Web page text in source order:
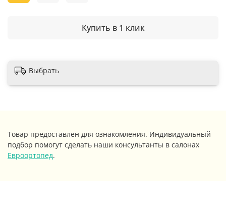
Купить в 1 клик
Выбрать
Товар предоставлен для ознакомления. Индивидуальный
подбор помогут сделать наши консультанты в салонах
Евроортопед.